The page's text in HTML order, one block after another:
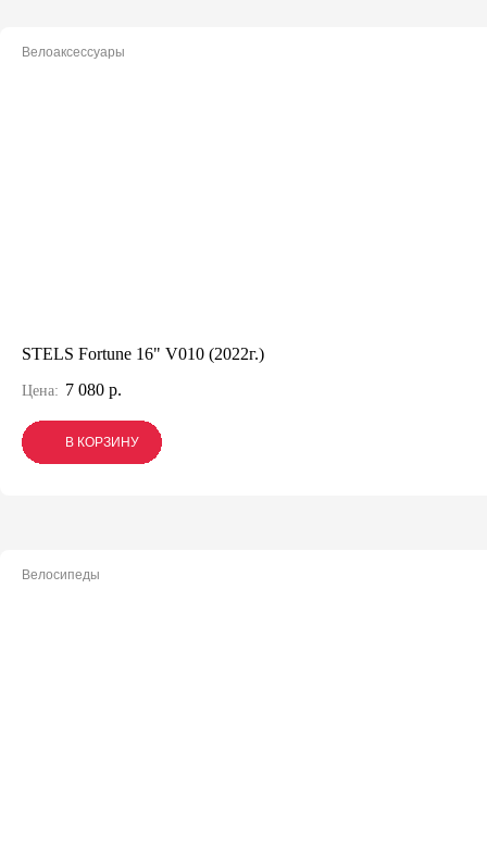
Велоаксессуары
STELS Fortune 16" V010 (2022г.)
Цена: 7 080 р.
В КОРЗИНУ
В КОРЗИНУ
В КОРЗИНУ
Велосипеды